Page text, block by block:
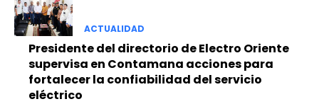
ACTUALIDAD
Presidente del directorio de Electro Oriente
supervisa en Contamana acciones para
fortalecer la confiabilidad del servicio
eléctrico